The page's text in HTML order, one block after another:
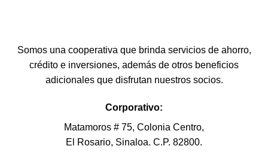
Somos una cooperativa que brinda servicios de ahorro,
crédito e inversiones, además de otros beneficios
adicionales que disfrutan nuestros socios.
Corporativo:
Matamoros # 75, Colonia Centro,
El Rosario, Sinaloa. C.P. 82800.